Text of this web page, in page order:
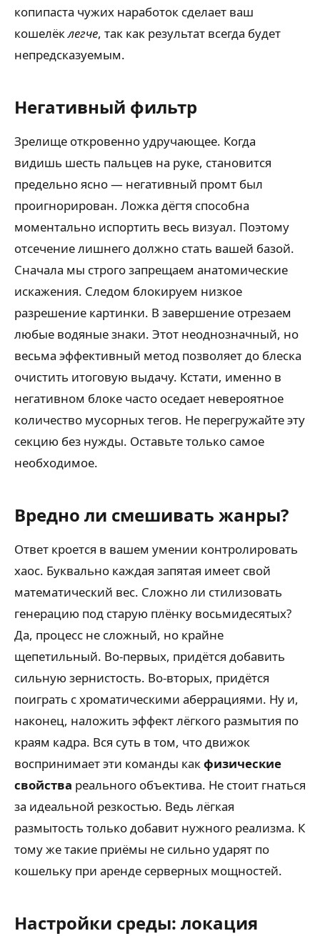
копипаста чужих наработок сделает ваш
кошелёклегче, так как результат всегда будет
непредсказуемым.
Негативный фильтр
Зрелище откровенно удручающее. Когда
видишь шесть пальцев на руке, становится
предельно ясно — негативный промт был
проигнорирован. Ложка дёгтя способна
моментально испортить весь визуал. Поэтому
отсечение лишнего должно стать вашей базой.
Сначала мы строго запрещаем анатомические
искажения. Следом блокируем низкое
разрешение картинки. В завершение отрезаем
любые водяные знаки. Этот неоднозначный, но
весьма эффективный метод позволяет до блеска
очистить итоговую выдачу. Кстати, именно в
негативном блоке часто оседает невероятное
количество мусорных тегов. Не перегружайте эту
секцию без нужды. Оставьте только самое
необходимое.
Вредно ли смешивать жанры?
Ответ кроется в вашем умении контролировать
хаос. Буквально каждая запятая имеет свой
математический вес. Сложно ли стилизовать
генерацию под старую плёнку восьмидесятых?
Да, процесс не сложный, но крайне
щепетильный. Во-первых, придётся добавить
сильную зернистость. Во-вторых, придётся
поиграть с хроматическими аберрациями. Ну и,
наконец, наложить эффект лёгкого размытия по
краям кадра. Вся суть в том, что движок
воспринимает эти команды какфизические
свойства реального объектива. Не стоит гнаться
за идеальной резкостью. Ведь лёгкая
размытость только добавит нужного реализма. К
тому же такие приёмы не сильно ударят по
кошельку при аренде серверных мощностей.
Настройки среды: локация